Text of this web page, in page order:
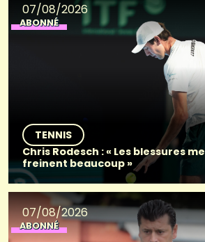
07/08/2026
ABONNÉ
TENNIS
Chris Rodesch : « Les blessures me
freinent beaucoup »
07/08/2026
ABONNÉ